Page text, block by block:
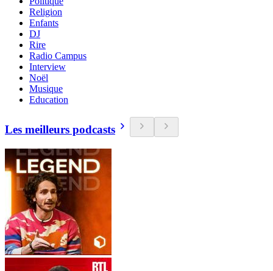
Religion
Enfants
DJ
Rire
Radio Campus
Interview
Noël
Musique
Education
Les meilleurs podcasts